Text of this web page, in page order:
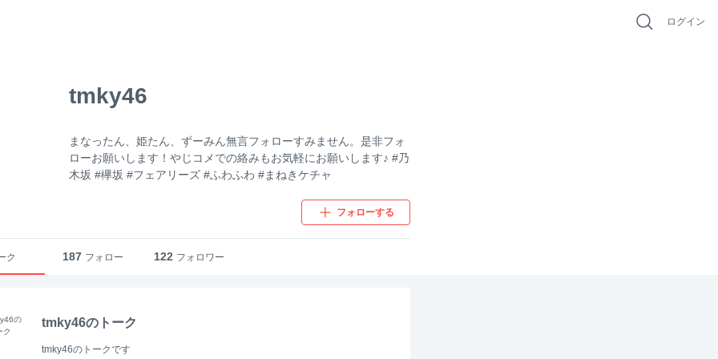
ログイン
tmky46
まなったん、姫たん、ずーみん無言フォローすみません。是非フォ
ローお願いします！やじコメでの絡みもお気軽にお願いします♪ #乃
木坂 #欅坂 #フェアリーズ #ふわふわ #まねきケチャ
フォローする
ク 187 フォロー 122 フォロワー
tmky46のトーク
tmky46のトークです